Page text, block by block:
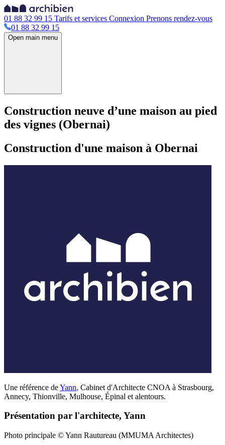
01 88 32 99 15 Tarifs et services Connexion Prenons rendez-vous
01 88 32 99 15
Open main menu
Construction neuve d’une maison au pied
des vignes (Obernai)
Construction d'une maison à Obernai
Une référence deYann, Cabinet d'Architecte CNOA à Strasbourg,
Annecy, Thionville, Mulhouse, Épinal et alentours.
Présentation par l'architecte, Yann
Photo principale © Yann Rautureau (MMUMA Architectes)